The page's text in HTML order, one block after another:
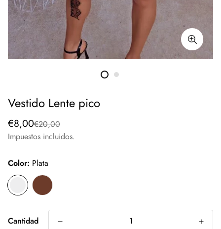
Vestido Lente pico
Precio
de
venta
€8,00
Precio
regular
€20,00
Impuestos incluidos.
Color: Plata
Cantidad